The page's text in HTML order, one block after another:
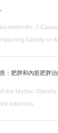
2
Satiety or
：肥胖和内脏肥胖治
the Matter:
Infection.